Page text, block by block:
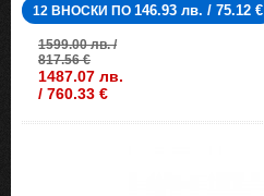
12 ВНОСКИ ПО 146.93 лв. / 75.12 €
1599.00 лв. /
817.56 €
1487.07 лв.
/ 760.33 €